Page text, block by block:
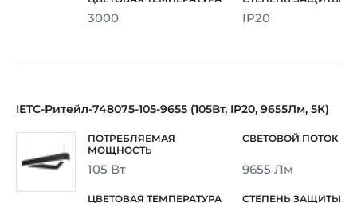
3000 IP20
IETC-Ритейл-748075-105-9655 (105Вт, IP20, 9655Лм, 5К)
105 Вт 9655 Лм